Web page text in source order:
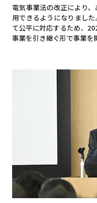
電気事業法の改正により
用できるようになりまし
て公平に対応するため、
事業を引き継ぐ形で事業を